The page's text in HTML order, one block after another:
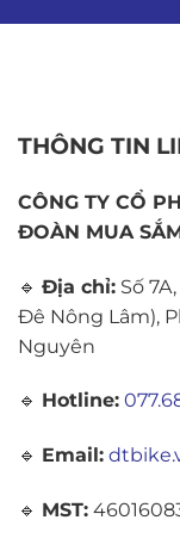
THÔNG TIN
CÔNG TY CỔ
ĐOÀN MUA
🔹 Địa chỉ: Số
Đê Nông Lâm),
Nguyên
🔹 Hotline:
🔹 Email:
🔹 MST: